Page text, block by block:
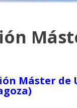
Máster